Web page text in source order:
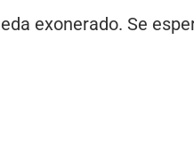
exonerado. Se